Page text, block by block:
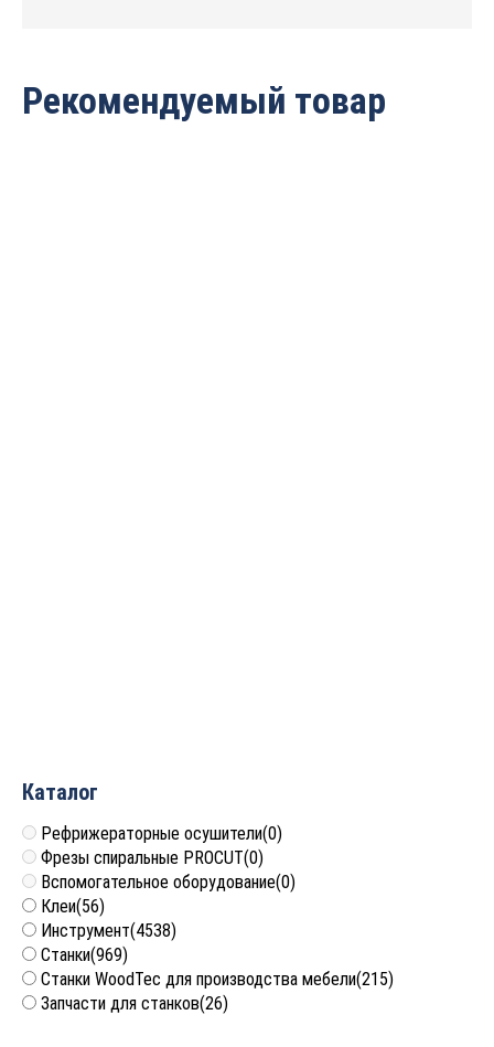
Рекомендуемый товар
Каталог
Рефрижераторные осушители(0)
Фрезы спиральные PROCUT(0)
Вспомогательное оборудование(0)
Клеи(56)
Инструмент(4538)
Станки(969)
Станки WoodTec для производства мебели(215)
Запчасти для станков(26)